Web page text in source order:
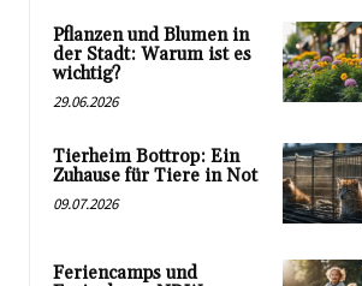
Pflanzen und Blumen in
der Stadt: Warum ist es
wichtig?
29.06.2026
Tierheim Bottrop: Ein
Zuhause für Tiere in Not
09.07.2026
Feriencamps und